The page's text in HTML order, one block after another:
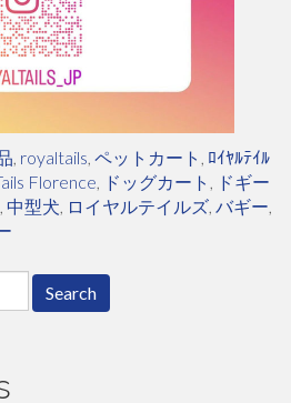
royaltails ペットカート ﾛｲﾔﾙﾃｲﾙ
Florence ドッグカート
ドギー
中型犬 ロイヤルテイルズ バギー